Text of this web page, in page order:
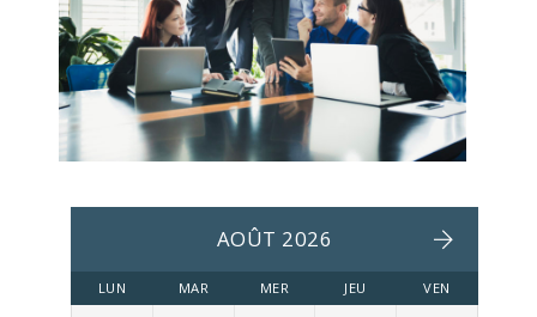
AOÛT 2026
LUN MAR MER JEU VEN